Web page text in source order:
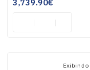
3,739.90€